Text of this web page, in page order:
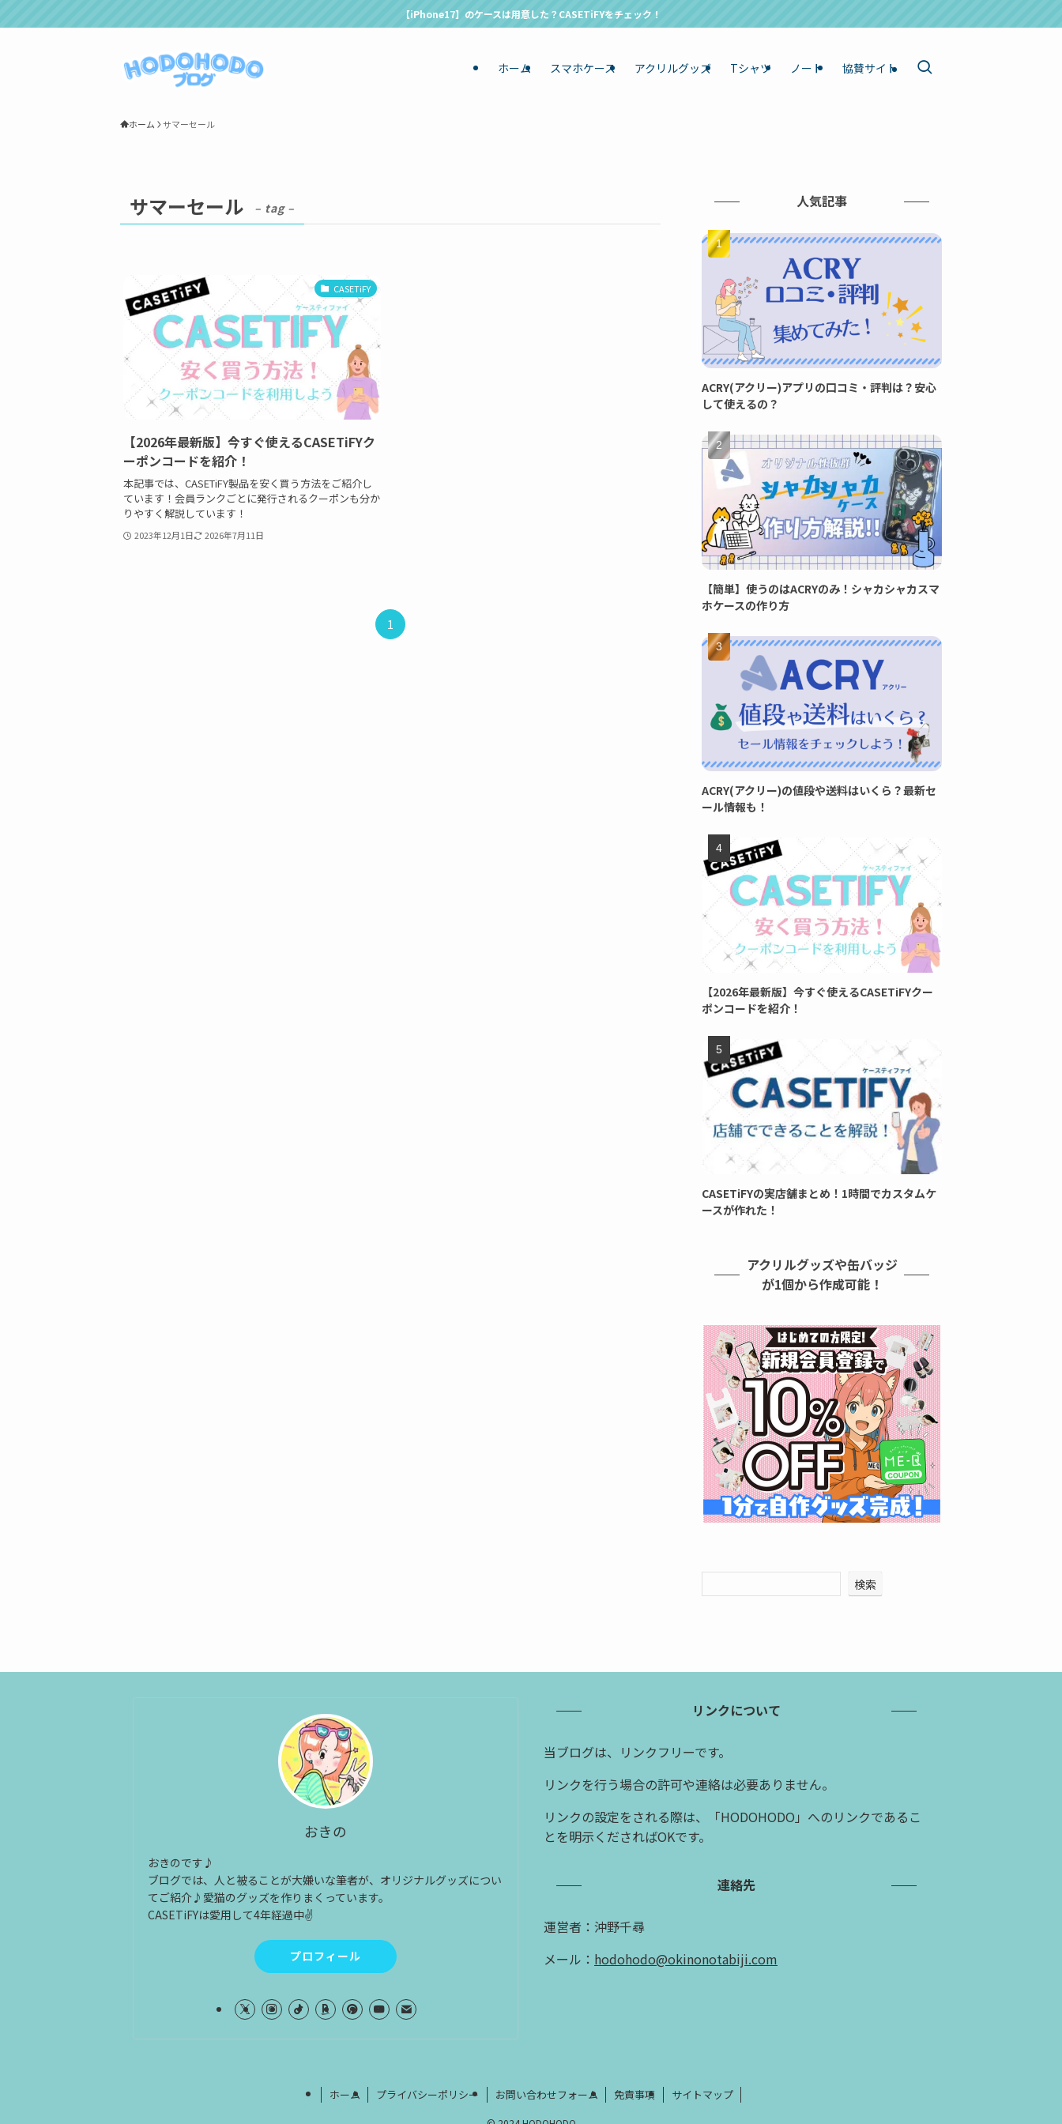
【iPhone17】のケースは用意した？CASETiFYをチェック！
ホーム スマホケース アクリルグッズ Tシャツ ノート 協賛サイト
ホーム サマーセール
サマーセール – tag –
CASETiFY
【2026年最新版】今すぐ使えるCASETiFYク
ーポンコードを紹介！
本記事では、CASETiFY製品を安く買う方法をご紹介し
ています！会員ランクごとに発行されるクーポンも分か
りやすく解説しています！
2023年12月1日 2026年7月11日
1
人気記事
ACRY(アクリー)アプリの口コミ・評判は？安心
して使えるの？
【簡単】使うのはACRYのみ！シャカシャカスマ
ホケースの作り方
ACRY(アクリー)の値段や送料はいくら？最新セ
ール情報も！
【2026年最新版】今すぐ使えるCASETiFYクー
ポンコードを紹介！
CASETiFYの実店舗まとめ！1時間でカスタムケ
ースが作れた！
アクリルグッズや缶バッジ
が1個から作成可能！
検索
おきの
おきのです♪
ブログでは、人と被ることが大嫌いな筆者が、オリジナルグッズについ
てご紹介♪愛猫のグッズを作りまくっています。
CASETiFYは愛用して4年経過中✌
プロフィール
リンクについて
当ブログは、リンクフリーです。
リンクを行う場合の許可や連絡は必要ありません。
リンクの設定をされる際は、「HODOHODO」へのリンクであるこ
とを明示くださればOKです。
連絡先
運営者：沖野千尋
メール： hodohodo@okinonotabiji.com
ホーム プライバシーポリシー お問い合わせフォーム 免責事項 サイトマップ